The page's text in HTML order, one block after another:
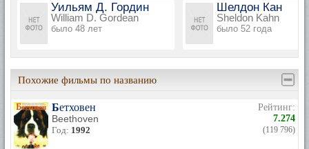
Уильям Д. Гордин
William D. Gordean
было 48 лет
Шелдон Кан
Sheldon Kahn
было 52 года
Похожие фильмы по названию
Бетховен
Beethoven
Год: 1992
Рейтинг:
7.274
(119 796)